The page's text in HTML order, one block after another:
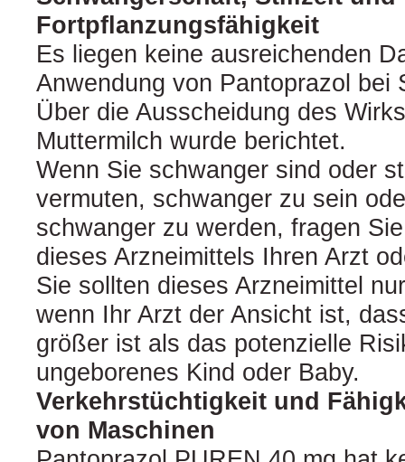
Fortpflanzungsfähigkeit
Es liegen keine ausreichenden
Anwendung von Pantoprazol bei
Über die Ausscheidung des
Muttermilch wurde berichtet.
Wenn Sie schwanger sind oder
vermuten, schwanger zu sein
schwanger zu werden, fragen
dieses Arzneimittels Ihren Arzt
Sie sollten dieses Arzneimittel
wenn Ihr Arzt der Ansicht ist,
größer ist als das potenzielle
ungeborenes Kind oder Baby.
Verkehrstüchtigkeit und
von Maschinen